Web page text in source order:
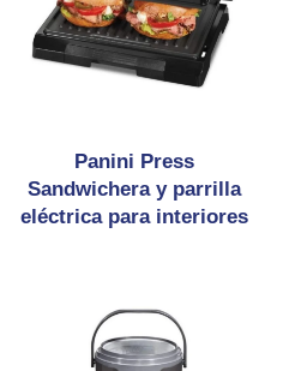
Panini Press
Sandwichera y parrilla
eléctrica para interiores